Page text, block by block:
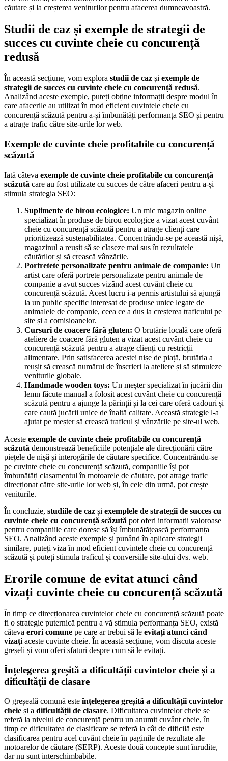
căutare și la creșterea veniturilor pentru afacerea dumneavoastră.
Studii de caz și exemple de strategii de
succes cu cuvinte cheie cu concurență
redusă
În această secțiune, vom explora studii de caz și exemple de
strategii de succes cu cuvinte cheie cu concurență redusă.
Analizând aceste exemple, puteți obține informații despre modul în
care afacerile au utilizat în mod eficient cuvintele cheie cu
concurență scăzută pentru a-și îmbunătăți performanța SEO și pentru
a atrage trafic către site-urile lor web.
Exemple de cuvinte cheie profitabile cu concurență
scăzută
Iată câteva exemple de cuvinte cheie profitabile cu concurență
scăzută care au fost utilizate cu succes de către afaceri pentru a-și
stimula strategia SEO:
Suplimente de birou ecologice: Un mic magazin online
specializat în produse de birou ecologice a vizat acest cuvânt
cheie cu concurență scăzută pentru a atrage clienți care
prioritizează sustenabilitatea. Concentrându-se pe această nișă,
magazinul a reușit să se claseze mai sus în rezultatele
căutărilor și să crească vânzările.
Portretete personalizate pentru animale de companie: Un
artist care oferă portrete personalizate pentru animale de
companie a avut succes vizând acest cuvânt cheie cu
concurență scăzută. Acest lucru i-a permis artistului să ajungă
la un public specific interesat de produse unice legate de
animalele de companie, ceea ce a dus la creșterea traficului pe
site și a comisioanelor.
Cursuri de coacere fără gluten: O brutărie locală care oferă
ateliere de coacere fără gluten a vizat acest cuvânt cheie cu
concurență scăzută pentru a atrage clienți cu restricții
alimentare. Prin satisfacerea acestei nișe de piață, brutăria a
reușit să crească numărul de înscrieri la ateliere și să stimuleze
veniturile globale.
Handmade wooden toys: Un meșter specializat în jucării din
lemn făcute manual a folosit acest cuvânt cheie cu concurență
scăzută pentru a ajunge la părinții și la cei care oferă cadouri și
care caută jucării unice de înaltă calitate. Această strategie l-a
ajutat pe meșter să crească traficul și vânzările pe site-ul web.
Aceste exemple de cuvinte cheie profitabile cu concurență
scăzută demonstrează beneficiile potențiale ale direcționării către
piețele de nișă și interogările de căutare specifice. Concentrându-se
pe cuvinte cheie cu concurență scăzută, companiile își pot
îmbunătăți clasamentul în motoarele de căutare, pot atrage trafic
direcționat către site-urile lor web și, în cele din urmă, pot crește
veniturile.
În concluzie, studiile de caz și exemplele de strategii de succes cu
cuvinte cheie cu concurență scăzută pot oferi informații valoroase
pentru companiile care doresc să își îmbunătățească performanța
SEO. Analizând aceste exemple și punând în aplicare strategii
similare, puteți viza în mod eficient cuvintele cheie cu concurență
scăzută și puteți stimula traficul și conversiile site-ului dvs. web.
Erorile comune de evitat atunci când
vizați cuvinte cheie cu concurență scăzută
În timp ce direcționarea cuvintelor cheie cu concurență scăzută poate
fi o strategie puternică pentru a vă stimula performanța SEO, există
câteva erori comune pe care ar trebui să le evitați atunci când
vizațiaceste cuvinte cheie. În această secțiune, vom discuta aceste
greșeli și vom oferi sfaturi despre cum să le evitați.
Înțelegerea greșită a dificultății cuvintelor cheie și a
dificultății de clasare
O greșeală comună esteînțelegerea greșită a dificultății cuvintelor
cheie și a dificultății de clasare. Dificultatea cuvintelor cheie se
referă la nivelul de concurență pentru un anumit cuvânt cheie, în
timp ce dificultatea de clasificare se referă la cât de dificilă este
clasificarea pentru acel cuvânt cheie în paginile de rezultate ale
motoarelor de căutare (SERP). Aceste două concepte sunt înrudite,
dar nu sunt interschimbabile.